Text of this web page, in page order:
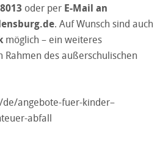
oder per E-Mail an
. Auf Wunsch sind auch
möglich – ein weiteres
Rahmen des außerschulischen
angebote-fuer-kinder–
abfall